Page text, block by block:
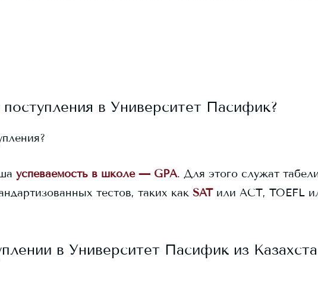
в Университет Пасифик?
успеваемость в школе — GPA. Для этого служат
тестов, таких как SAT или ACT, TOEFL
в Университет Пасифик из